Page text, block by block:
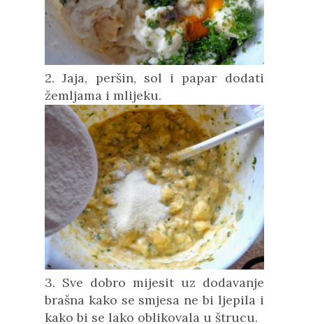
2. Jaja, peršin, sol i papar dodati
žemljama i mlijeku.
3. Sve dobro mijesit uz dodavanje
brašna kako se smjesa ne bi ljepila i
kako bi se lako oblikovala u štrucu.